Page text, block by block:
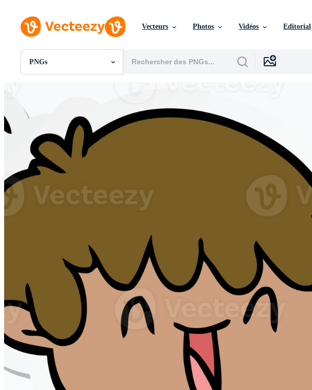
Vecteurs Photos Vidéos Editorial
PNGs
Toutes Images
Modèles
Vecteurs
Vidéos
Motion graphics
Images Éditoriales